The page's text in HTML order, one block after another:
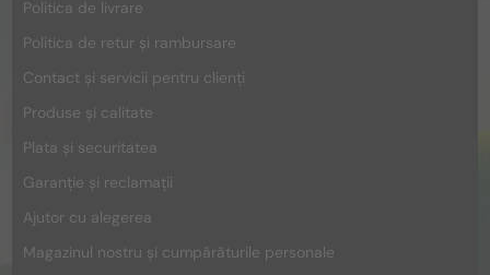
Politica de livrare
Politica de retur și rambursare
Contact și servicii pentru clienți
Produse și calitate
Plata și securitatea
Garanție și reclamații
Ajutor cu alegerea
Magazinul nostru și cumpărăturile personale